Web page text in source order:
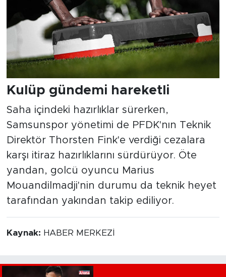
Kulüp gündemi hareketli
Saha içindeki hazırlıklar sürerken,
Samsunspor yönetimi de PFDK'nın Teknik
Direktör Thorsten Fink'e verdiği cezalara
karşı itiraz hazırlıklarını sürdürüyor. Öte
yandan, golcü oyuncu Marius
Mouandilmadji'nin durumu da teknik heyet
tarafından yakından takip ediliyor.
Kaynak: HABER MERKEZİ